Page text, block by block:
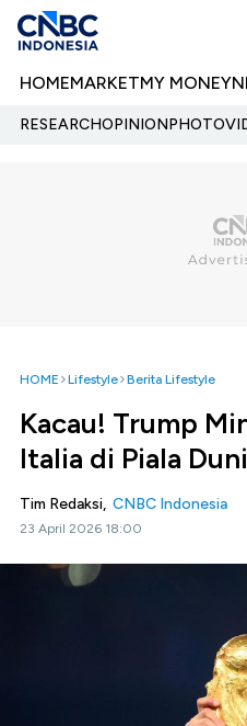
HOMEMARKETMY MONEY
RESEARCHOPINIONPHOTO
HOME Lifestyle Berita Lifestyle
Kacau! Trump
Italia di Piala
Tim Redaksi, CNBC Indonesia
23 April 2026 18:00